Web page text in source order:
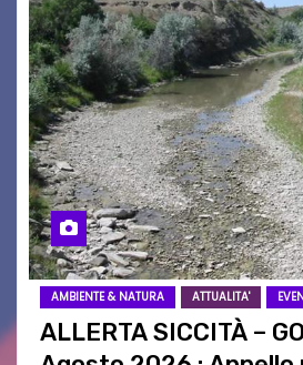
AMBIENTE & NATURA ATTUALITA'
ALLERTA SICCITÀ –